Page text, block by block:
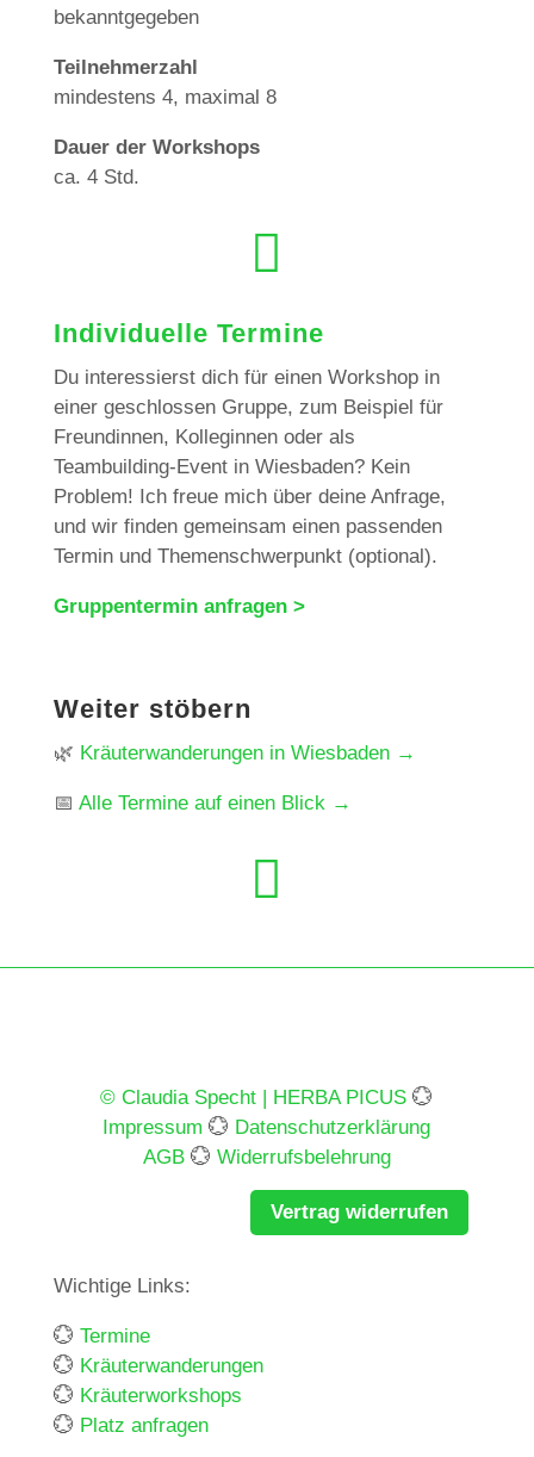
bekanntgegeben
Teilnehmerzahl
mindestens 4, maximal 8
Dauer der Workshops
ca. 4 Std.

Individuelle Termine
Du interessierst dich für einen Workshop in
einer geschlossen Gruppe, zum Beispiel für
Freundinnen, Kolleginnen oder als
Teambuilding-Event in Wiesbaden? Kein
Problem! Ich freue mich über deine Anfrage,
und wir finden gemeinsam einen passenden
Termin und Themenschwerpunkt (optional).
Gruppentermin anfragen >
​Weiter stöbern
🌿 Kräuterwanderungen in Wiesbaden →
📅 Alle Termine auf einen Blick →

© Claudia Specht | HERBA PICUS 💮
Impressum 💮 Datenschutzerklärung
AGB💮 Widerrufsbelehrung
Vertrag widerrufen
Wichtige Links:
💮 Termine
💮 Kräuterwanderungen
💮 Kräuterworkshops
💮 Platz anfragen